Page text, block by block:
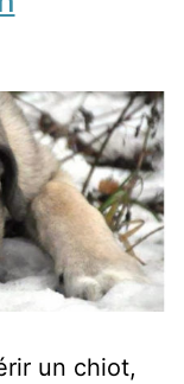
un chiot,